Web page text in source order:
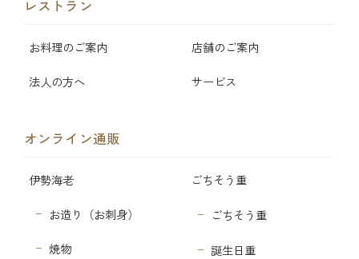
レストラン
お料理のご案内 店舗のご案内
法人の方へ サービス
オンライン通販
伊勢海老
お造り（お刺身）
焼物
ごちそう重
ごちそう重
誕生日重